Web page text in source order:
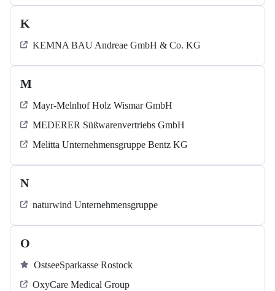
K
KEMNA BAU Andreae GmbH & Co. KG
M
Mayr-Melnhof Holz Wismar GmbH
MEDERER Süßwarenvertriebs GmbH
Melitta Unternehmensgruppe Bentz KG
N
naturwind Unternehmensgruppe
O
OstseeSparkasse Rostock
OxyCare Medical Group